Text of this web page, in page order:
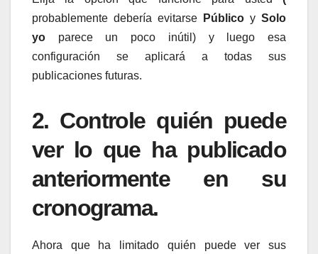
probablemente debería evitarse
Público y Solo
yo parece un poco inútil) y luego esa
configuración se aplicará a todas sus
publicaciones futuras.
2. Controle quién puede
ver lo que ha publicado
anteriormente en su
cronograma.
Ahora que ha limitado quién puede ver sus